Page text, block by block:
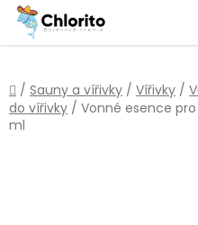
Přejít
obsah
Domů
/ Sauny a vířivky / Vířivky /
do vířivky / Vonné esence pro
ml